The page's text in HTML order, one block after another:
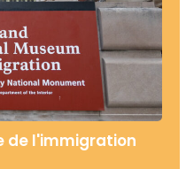
de l'immigration